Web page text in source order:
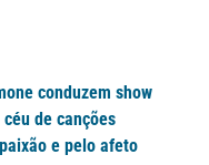
conduzem show
de canções
e pelo afeto